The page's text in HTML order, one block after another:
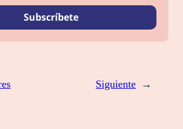
Subscríbete
Siguiente →